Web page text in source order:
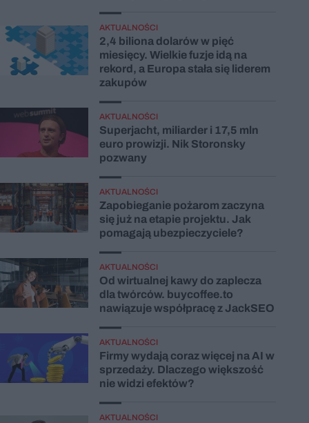
AKTUALNOŚCI
2,4 biliona dolarów w pięć
miesięcy. Wielkie fuzje idą na
rekord, a Europa stała się liderem
zakupów
AKTUALNOŚCI
Superjacht, miliarder i 17,5 mln
euro prowizji. Nik Storonsky
pozwany
AKTUALNOŚCI
Zapobieganie pożarom zaczyna
się już na etapie projektu. Jak
pomagają ubezpieczyciele?
AKTUALNOŚCI
Od wirtualnej kawy do zaplecza
dla twórców. buycoffee.to
nawiązuje współpracę z JackSEO
AKTUALNOŚCI
Firmy wydają coraz więcej na AI w
sprzedaży. Dlaczego większość
nie widzi efektów?
AKTUALNOŚCI